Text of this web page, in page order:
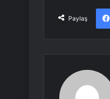
Paylaş